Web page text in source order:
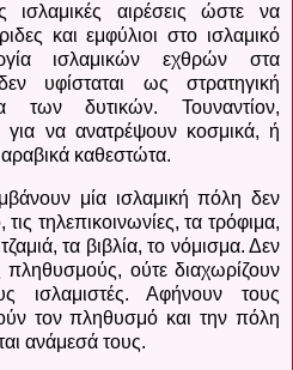
αιρέσεις ώστε να
και εμφύλιοι στο ισλαμικό
ισλαμικών εχθρών στα
υφίσταται ως στρατηγική
των δυτικών. Τουναντίον,
για να ανατρέψουν κοσμικά, ή
αραβικά καθεστώτα.
μία ισλαμική πόλη δεν
τηλεπικοινωνίες, τα τρόφιμα,
τα βιβλία, το νόμισμα. Δεν
πληθυσμούς, ούτε διαχωρίζουν
ισλαμιστές. Αφήνουν τους
τον πληθυσμό και την πόλη
ανάμεσά τους.